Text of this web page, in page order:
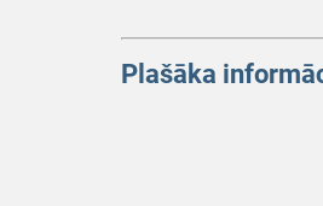
Plašāka